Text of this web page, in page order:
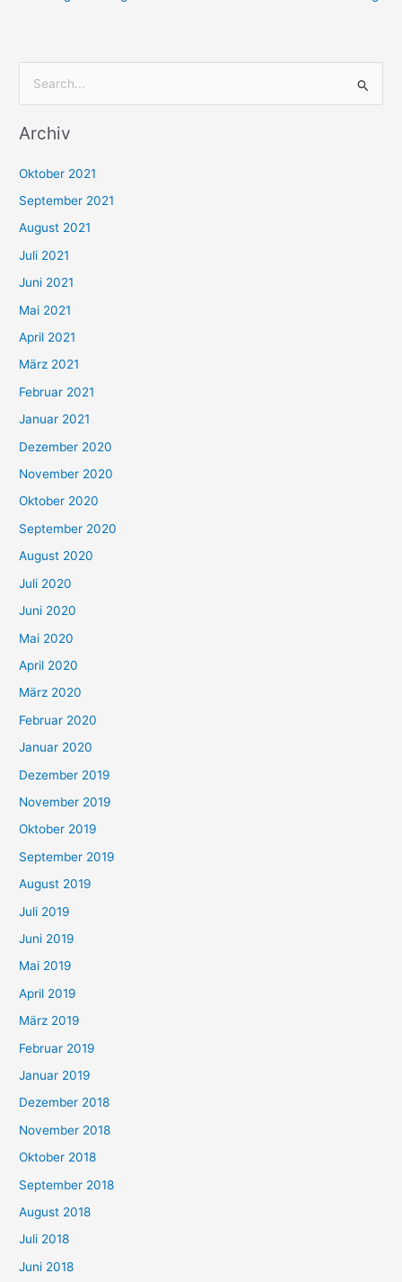
c
n
n
a
c
h
:
Archiv
Oktober 2021
September 2021
August 2021
Juli 2021
Juni 2021
Mai 2021
April 2021
März 2021
Februar 2021
Januar 2021
Dezember 2020
November 2020
Oktober 2020
September 2020
August 2020
Juli 2020
Juni 2020
Mai 2020
April 2020
März 2020
Februar 2020
Januar 2020
Dezember 2019
November 2019
Oktober 2019
September 2019
August 2019
Juli 2019
Juni 2019
Mai 2019
April 2019
März 2019
Februar 2019
Januar 2019
Dezember 2018
November 2018
Oktober 2018
September 2018
August 2018
Juli 2018
Juni 2018